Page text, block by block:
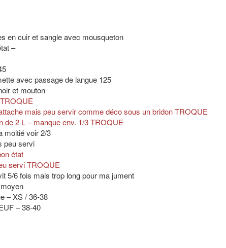
en cuir et sangle avec mousqueton
–
avec passage de langue 125
et mouton
mais peu servir comme déco sous un bridon TROQUE
de 2 L – manque env. 1/3 TROQUE
moitié voir 2/3
peu servi
état
servi TROQUE
5/6 fois mais trop long pour ma jument
– XS / 36-38
– 38-40